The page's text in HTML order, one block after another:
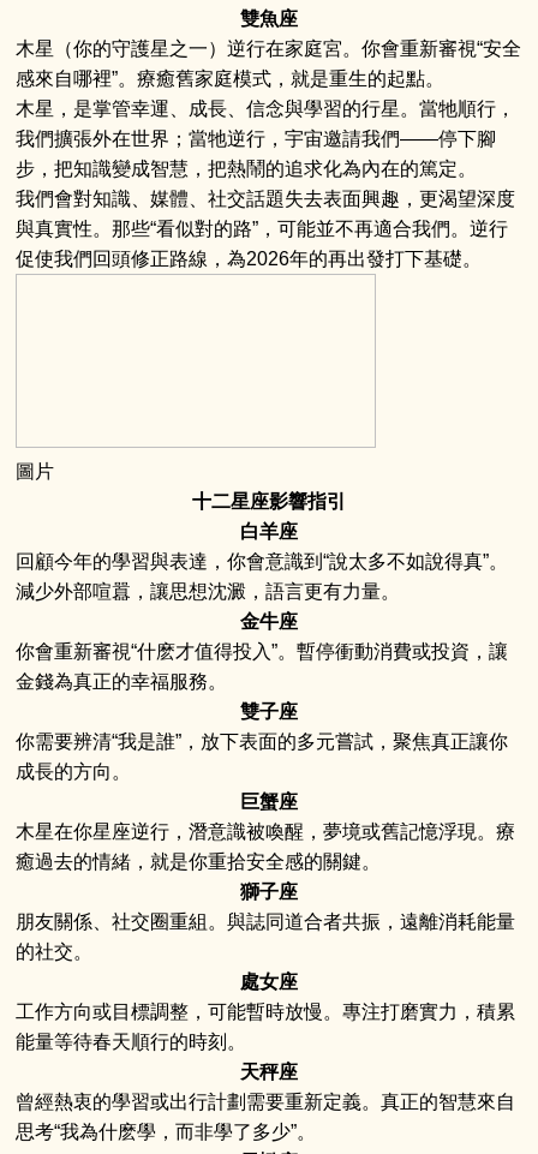
雙魚座
木星（你的守護星之一）逆行在家庭宮。你會重新審視“安全
感來自哪裡”。療癒舊家庭模式，就是重生的起點。
木星，是掌管幸運、成長、信念與學習的行星。當牠順行，
我們擴張外在世界；當牠逆行，宇宙邀請我們——停下腳
步，把知識變成智慧，把熱鬧的追求化為內在的篤定。
我們會對知識、媒體、社交話題失去表面興趣，更渴望深度
與真實性。那些“看似對的路”，可能並不再適合我們。逆行
促使我們回頭修正路線，為2026年的再出發打下基礎。
圖片
十二星座影響指引
白羊座
回顧今年的學習與表達，你會意識到“說太多不如說得真”。
減少外部喧囂，讓思想沈澱，語言更有力量。
金牛座
你會重新審視“什麽才值得投入”。暫停衝動消費或投資，讓
金錢為真正的幸福服務。
雙子座
你需要辨清“我是誰”，放下表面的多元嘗試，聚焦真正讓你
成長的方向。
巨蟹座
木星在你星座逆行，潛意識被喚醒，夢境或舊記憶浮現。療
癒過去的情緒，就是你重拾安全感的關鍵。
獅子座
朋友關係、社交圈重組。與誌同道合者共振，遠離消耗能量
的社交。
處女座
工作方向或目標調整，可能暫時放慢。專注打磨實力，積累
能量等待春天順行的時刻。
天秤座
曾經熱衷的學習或出行計劃需要重新定義。真正的智慧來自
思考“我為什麽學，而非學了多少”。